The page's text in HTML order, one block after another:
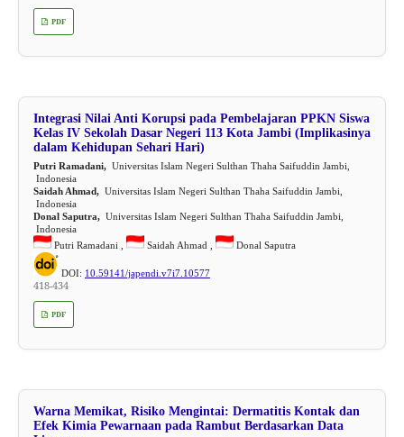
PDF
Integrasi Nilai Anti Korupsi pada Pembelajaran PPKN Siswa
Kelas IV Sekolah Dasar Negeri 113 Kota Jambi (Implikasinya
dalam Kehidupan Sehari Hari)
Putri Ramadani,Universitas Islam Negeri Sulthan Thaha Saifuddin Jambi,
Indonesia
Saidah Ahmad,Universitas Islam Negeri Sulthan Thaha Saifuddin Jambi,
Indonesia
Donal Saputra,Universitas Islam Negeri Sulthan Thaha Saifuddin Jambi,
Indonesia
Putri Ramadani ,
Saidah Ahmad , Donal Saputra
DOI: 10.59141/japendi.v7i7.10577
418-434
PDF
Warna Memikat, Risiko Mengintai: Dermatitis Kontak dan
Efek Kimia Pewarnaan pada Rambut Berdasarkan Data